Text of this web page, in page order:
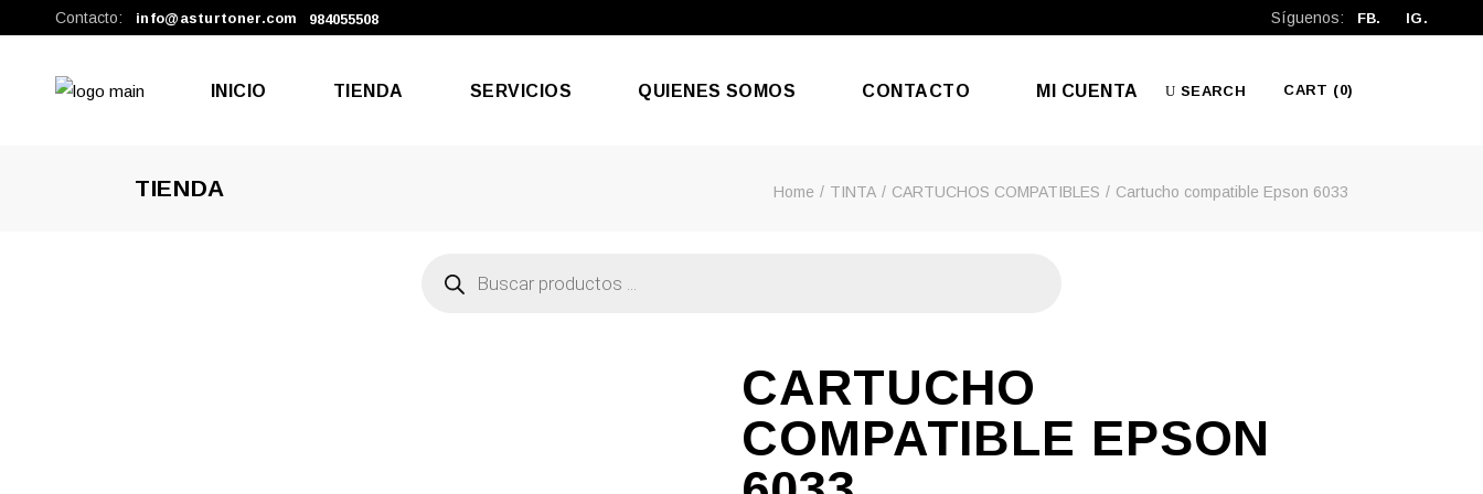
Contacto: info@asturtoner.com 984055508 Síguenos: FB. IG.
INICIO TIENDA SERVICIOS QUIENES SOMOS CONTACTO MI CUENTA SEARCH CART (0)
No products in the cart.
TIENDA Home TINTA CARTUCHOS COMPATIBLES Cartucho compatible Epson 6033
productos
CARTUCHO
COMPATIBLE EPSON